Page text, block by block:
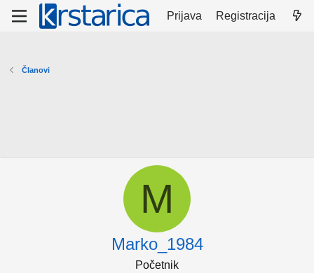
Prijava Registracija
Članovi
M
Marko_1984
Početnik